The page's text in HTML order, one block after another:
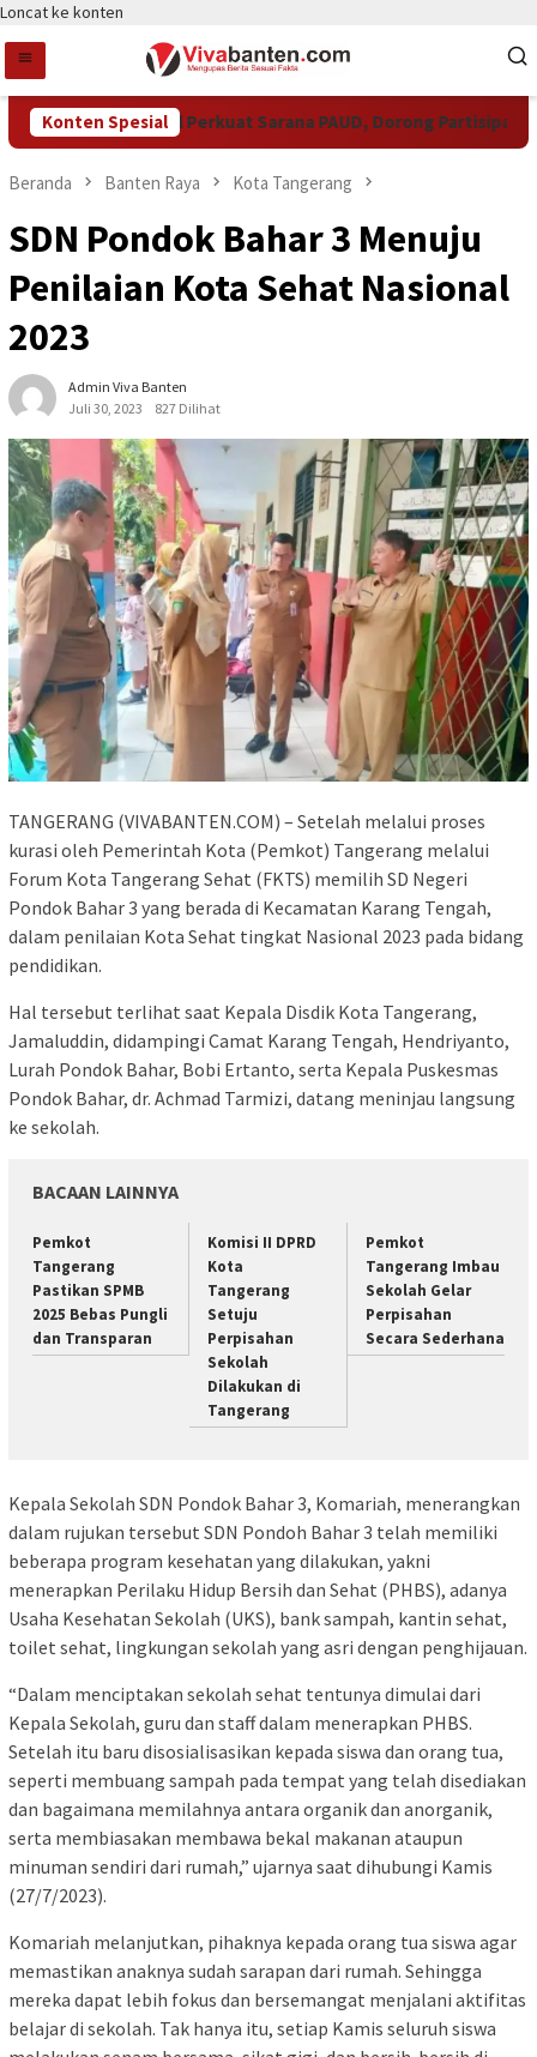
Loncat ke konten
Konten Spesial
Pemkot Tangsel Perkuat Sarana PAUD, Dorong Partisipasi
Beranda Banten Raya Kota Tangerang
SDN Pondok Bahar 3 Menuju
Penilaian Kota Sehat Nasional
2023
Admin Viva Banten
Juli 30, 2023
827 Dilihat
TANGERANG (VIVABANTEN.COM) – Setelah melalui proses
kurasi oleh Pemerintah Kota (Pemkot) Tangerang melalui
Forum Kota Tangerang Sehat (FKTS) memilih SD Negeri
Pondok Bahar 3 yang berada di Kecamatan Karang Tengah,
dalam penilaian Kota Sehat tingkat Nasional 2023 pada bidang
pendidikan.
Hal tersebut terlihat saat Kepala Disdik Kota Tangerang,
Jamaluddin, didampingi Camat Karang Tengah, Hendriyanto,
Lurah Pondok Bahar, Bobi Ertanto, serta Kepala Puskesmas
Pondok Bahar, dr. Achmad Tarmizi, datang meninjau langsung
ke sekolah.
BACAAN LAINNYA
Pemkot
Tangerang
Pastikan SPMB
2025 Bebas Pungli
dan Transparan
Komisi II DPRD
Kota
Tangerang
Setuju
Perpisahan
Sekolah
Dilakukan di
Tangerang
Pemkot
Tangerang Imbau
Sekolah Gelar
Perpisahan
Secara Sederhana
Kepala Sekolah SDN Pondok Bahar 3, Komariah, menerangkan
dalam rujukan tersebut SDN Pondoh Bahar 3 telah memiliki
beberapa program kesehatan yang dilakukan, yakni
menerapkan Perilaku Hidup Bersih dan Sehat (PHBS), adanya
Usaha Kesehatan Sekolah (UKS), bank sampah, kantin sehat,
toilet sehat, lingkungan sekolah yang asri dengan penghijauan.
“Dalam menciptakan sekolah sehat tentunya dimulai dari
Kepala Sekolah, guru dan staff dalam menerapkan PHBS.
Setelah itu baru disosialisasikan kepada siswa dan orang tua,
seperti membuang sampah pada tempat yang telah disediakan
dan bagaimana memilahnya antara organik dan anorganik,
serta membiasakan membawa bekal makanan ataupun
minuman sendiri dari rumah,” ujarnya saat dihubungi Kamis
(27/7/2023).
Komariah melanjutkan, pihaknya kepada orang tua siswa agar
memastikan anaknya sudah sarapan dari rumah. Sehingga
mereka dapat lebih fokus dan bersemangat menjalani aktifitas
belajar di sekolah. Tak hanya itu, setiap Kamis seluruh siswa